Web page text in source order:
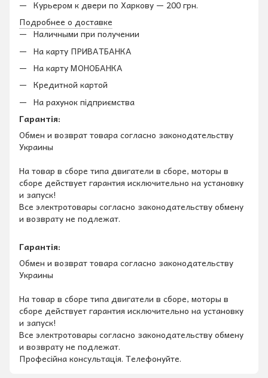
Курьером к двери по Харкову — 200 грн.
Подробнее о доставке
Наличными при получении
На карту ПРИВАТБАНКА
На карту МОНОБАНКА
Кредитной картой
На рахунок підприємства
Гарантія:
Обмен и возврат товара согласно законодательству
Украины
На товар в сборе типа двигатели в сборе, моторы в
сборе действует гарантия исключительно на установку
и запуск!
Все электротовары согласно законодательству обмену
и возврату не подлежат.
Гарантія:
Обмен и возврат товара согласно законодательству
Украины
На товар в сборе типа двигатели в сборе, моторы в
сборе действует гарантия исключительно на установку
и запуск!
Все электротовары согласно законодательству обмену
и возврату не подлежат.
Професійна консультація. Телефонуйте.